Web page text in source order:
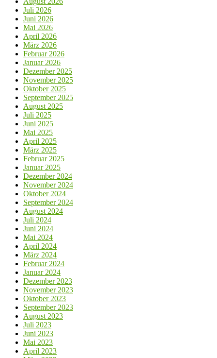
Juli 2026
Juni 2026
Mai 2026
April 2026
März 2026
Februar 2026
Januar 2026
Dezember 2025
November 2025
Oktober 2025
September 2025
August 2025
Juli 2025
Juni 2025
Mai 2025
April 2025
März 2025
Februar 2025
Januar 2025
Dezember 2024
November 2024
Oktober 2024
September 2024
August 2024
Juli 2024
Juni 2024
Mai 2024
April 2024
März 2024
Februar 2024
Januar 2024
Dezember 2023
November 2023
Oktober 2023
September 2023
August 2023
Juli 2023
Juni 2023
Mai 2023
April 2023